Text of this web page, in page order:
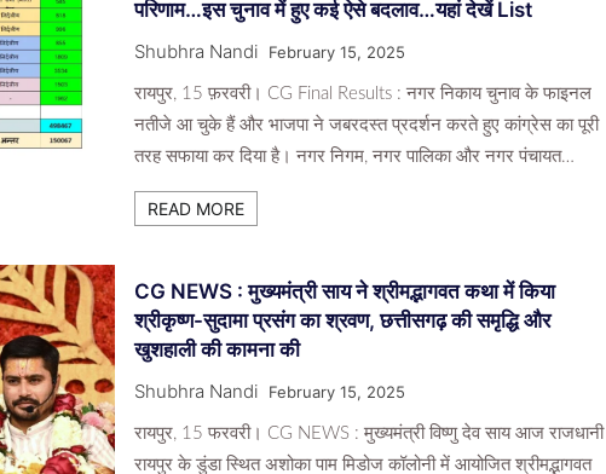
परिणाम…इस चुनाव में हुए कई ऐसे बदलाव…यहां देखें List
Shubhra Nandi February 15, 2025
रायपुर, 15 फ़रवरी। CG Final Results : नगर निकाय चुनाव के फाइनल
नतीजे आ चुके हैं और भाजपा ने जबरदस्त प्रदर्शन करते हुए कांग्रेस का पूरी
तरह सफाया कर दिया है। नगर निगम, नगर पालिका और नगर पंचायत…
READ MORE
CG NEWS : मुख्यमंत्री साय ने श्रीमद्भागवत कथा में किया
श्रीकृष्ण-सुदामा प्रसंग का श्रवण, छत्तीसगढ़ की समृद्धि और
खुशहाली की कामना की
Shubhra Nandi February 15, 2025
रायपुर, 15 फरवरी। CG NEWS : मुख्यमंत्री विष्णु देव साय आज राजधानी
रायपुर के डुंडा स्थित अशोका पाम मिडोज कॉलोनी में आयोजित श्रीमद्भागवत